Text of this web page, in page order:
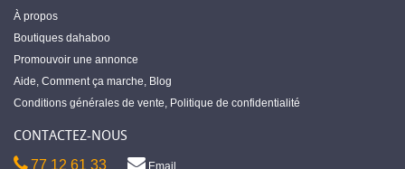
À propos
Boutiques dahaboo
Promouvoir une annonce
Aide, Comment ça marche, Blog
Conditions générales de vente, Politique de confidentialité
CONTACTEZ-NOUS
77 12 61 33 Email